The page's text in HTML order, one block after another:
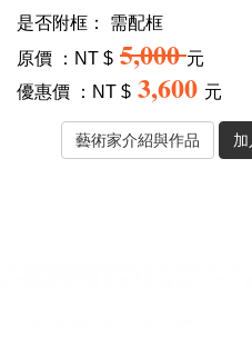
是否附框：
需配框
原價 ：NT $ 5,000元
優惠價 ：NT $ 3,600 元